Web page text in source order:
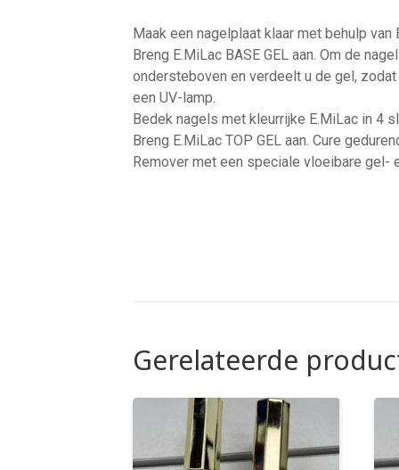
Maak een nagelplaat klaar met behulp
Breng E.MiLac BASE GEL aan. Om de
ondersteboven en verdeelt u de gel,
een UV-lamp.
Bedek nagels met kleurrijke E.MiLac in 4
Breng E.MiLac TOP GEL aan. Cure
Remover met een speciale vloeibare gel-
Gerelateerde